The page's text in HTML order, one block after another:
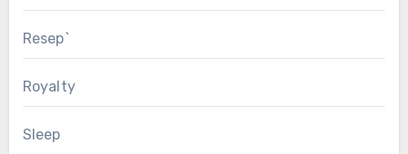
Resep`
Royalty
Sleep